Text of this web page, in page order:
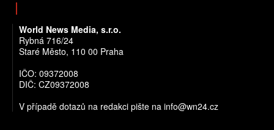
World News Media, s.r.o.
Rybná 716/24
Staré Město, 110 00 Praha
IČO: 09372008
DIČ: CZ09372008
V případě dotazů na redakci pište na info@wn24.cz